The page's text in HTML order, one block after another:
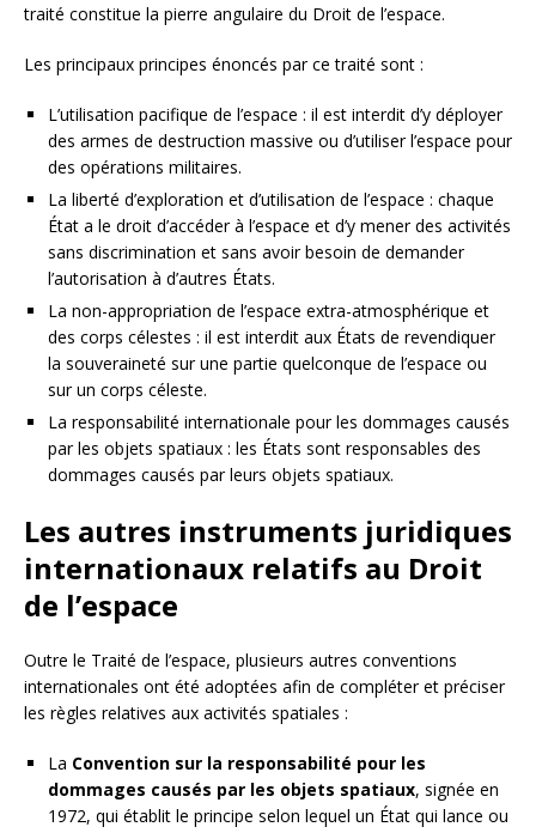
traité constitue la pierre angulaire du Droit de l’espace.
Les principaux principes énoncés par ce traité sont :
L’utilisation pacifique de l’espace : il est interdit d’y déployer
des armes de destruction massive ou d’utiliser l’espace pour
des opérations militaires.
La liberté d’exploration et d’utilisation de l’espace : chaque
État a le droit d’accéder à l’espace et d’y mener des activités
sans discrimination et sans avoir besoin de demander
l’autorisation à d’autres États.
La non-appropriation de l’espace extra-atmosphérique et
des corps célestes : il est interdit aux États de revendiquer
la souveraineté sur une partie quelconque de l’espace ou
sur un corps céleste.
La responsabilité internationale pour les dommages causés
par les objets spatiaux : les États sont responsables des
dommages causés par leurs objets spatiaux.
Les autres instruments juridiques
internationaux relatifs au Droit
de l’espace
Outre le Traité de l’espace, plusieurs autres conventions
internationales ont été adoptées afin de compléter et préciser
les règles relatives aux activités spatiales :
La Convention sur la responsabilité pour les
dommages causés par les objets spatiaux, signée en
1972, qui établit le principe selon lequel un État qui lance ou